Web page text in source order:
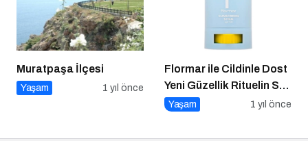
Muratpaşa İlçesi
Yaşam 1 yıl önce
Flormar ile Cildinle Dost
Yeni Güzellik Rituelin Sun
Lovers
Yaşam 1 yıl önce